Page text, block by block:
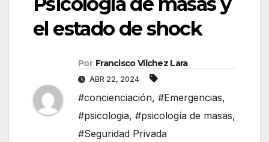
el estado de shock
Por Francisco Vílchez Lara
ABR 22, 2024
#concienciación, #Emergencias,
#psicologia, #psicología de masas,
#Seguridad Privada